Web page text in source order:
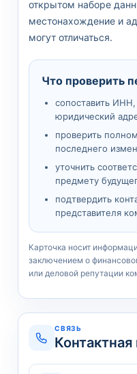
открытом наборе
местонахождение и
могут отличаться.
Что проверить
сопоставить
юридический
проверить
последнего
уточнить
предмету
подтвердить
представителя
Карточка носит
заключением о
или деловой репутации
СВЯЗЬ